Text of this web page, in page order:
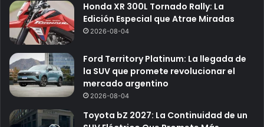
Honda XR 300L Tornado Rally: La
Edición Especial que Atrae Miradas
2026-08-04
Ford Territory Platinum: La llegada de
la SUV que promete revolucionar el
mercado argentino
2026-08-04
Toyota bZ 2027: La Continuidad de un